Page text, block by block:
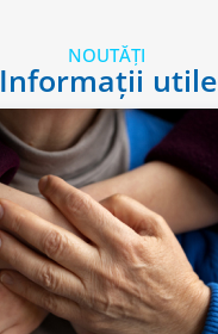
NOUTĂȚI
Informații utile